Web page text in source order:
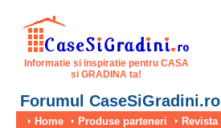
Informatie si inspiratie pentru CASA
si GRADINA ta!
Forumul CaseSiGradini.ro
Home Produse parteneri Revista